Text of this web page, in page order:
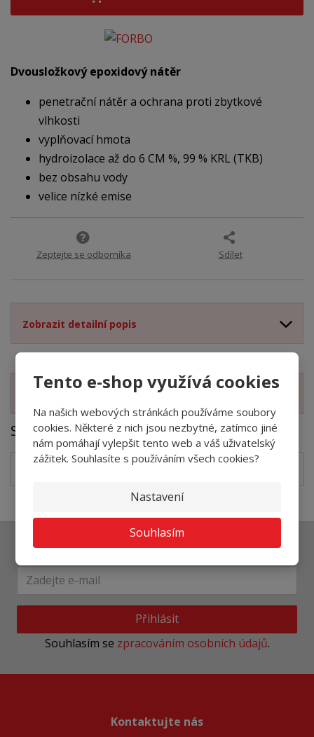
Tento e-shop využívá cookies
Na našich webových stránkách používáme soubory
cookies. Některé z nich jsou nezbytné, zatímco jiné
nám pomáhají vylepšit tento web a váš uživatelský
zážitek. Souhlasíte s používáním všech cookies?
Nastavení
Souhlasím
Dvousložkový epoxidový nátěr
penetrační nátěr a ochrana proti zbytkové
vlhkosti
vyplňovací hmota
hydroizolace až do 6 CM %, 99 % KRL (TKB)
bez obsahu vody
velice nízké emise
Zeptejte se odborníka Sdílet
Zobrazit detailní popis
Zobrazit související produkty
Soubory ke stažení
021 EUROBLOCK RENO LE-cz
Ať vám nic neunikne
Přihlásit
Souhlasím se zpracováním osobních údajů.
Kontaktujte nás